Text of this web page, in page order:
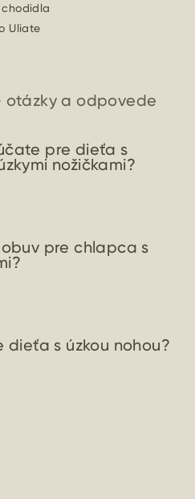
Uliate
a odpovede
pre dieťa s
nožičkami?
pre chlapca s
dieťa s úzkou nohou?